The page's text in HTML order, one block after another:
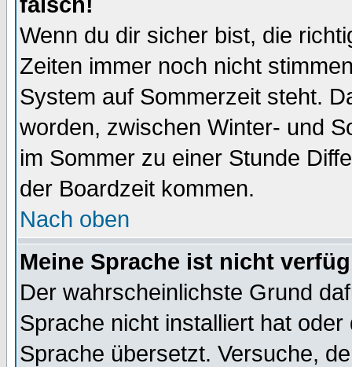
Wenn du dir sicher bist, die
Zeiten immer noch nicht
System auf Sommerzeit steht.
worden, zwischen Winter- und
im Sommer zu einer Stunde
der Boardzeit kommen.
Nach oben
Meine Sprache ist nicht
Der wahrscheinlichste Grund
Sprache nicht installiert hat
Sprache übersetzt. Versuche,